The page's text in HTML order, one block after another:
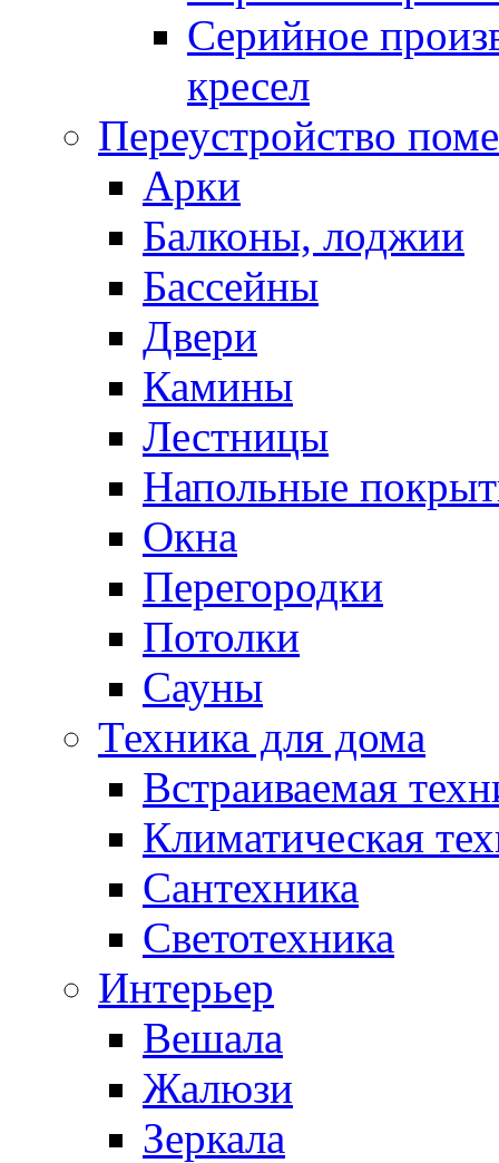
Серийное
кресел
Переустройство
Арки
Балконы, лоджии
Бассейны
Двери
Камины
Лестницы
Напольные
Окна
Перегородки
Потолки
Сауны
Техника для дома
Встраиваемая
Климатическая
Сантехника
Светотехника
Интерьер
Вешала
Жалюзи
Зеркала